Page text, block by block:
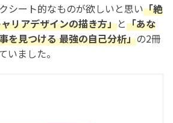
シート的なものが欲しいと思い「絶
リアデザインの描き方」と「あな
を見つける 最強の自己分析」の2冊
いました。